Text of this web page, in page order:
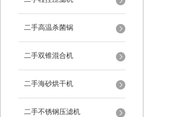
二手高温杀菌锅
二手双锥混合机
二手海砂烘干机
二手不锈钢压滤机